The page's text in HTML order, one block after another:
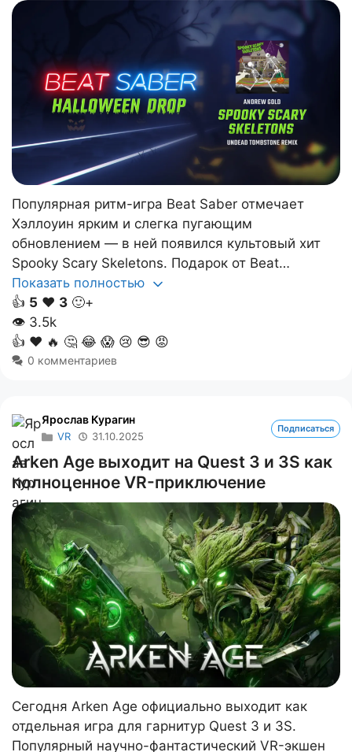
Популярная ритм-игра Beat Saber отмечает
Хэллоуин ярким и слегка пугающим
обновлением — в ней появился культовый хит
Spooky Scary Skeletons. Подарок от Beat…
Показать полностью
👍 5 ❤️ 3 🙂+
👁 3.5k
👍 ❤️ 🔥 🤔 😂 😱 😢 😎 😡
0 комментариев
Ярослав Курагин
VR 31.10.2025
Подписаться
Arken Age выходит на Quest 3 и 3S как
полноценное VR-приключение
Сегодня Arken Age официально выходит как
отдельная игра для гарнитур Quest 3 и 3S.
Популярный научно-фантастический VR-экшен